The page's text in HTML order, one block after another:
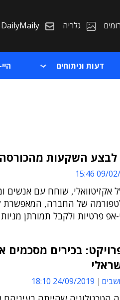
גלריה DailyMaily
דעות וניתוחים
לבצע השקעות
09/02/
אקזיטוואלי, שוחח עם אנשים
של החברה,
פרטיות ולקבל תמורתן
בכירים מסכמים
24/09/2019 18:10